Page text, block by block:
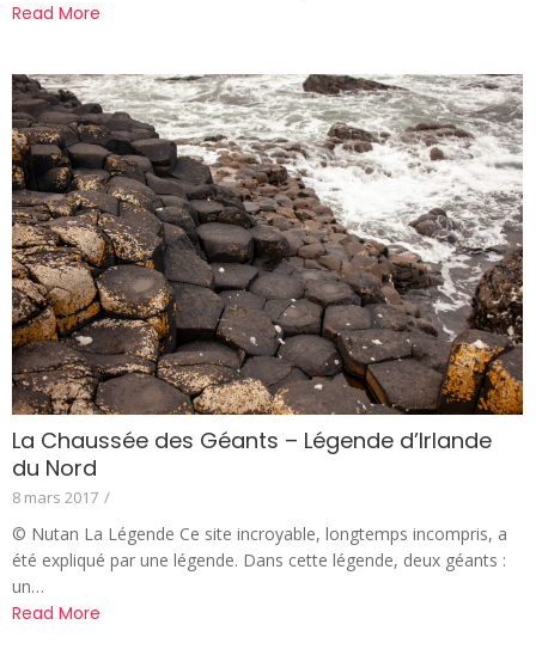
Read More
La Chaussée des Géants – Légende d’Irlande
du Nord
8 mars 2017 /
© Nutan La Légende Ce site incroyable, longtemps incompris, a
été expliqué par une légende. Dans cette légende, deux géants :
un…
Read More